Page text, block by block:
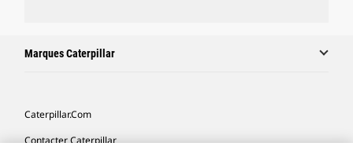
Marques Caterpillar
Caterpillar.com
Contacter Caterpillar